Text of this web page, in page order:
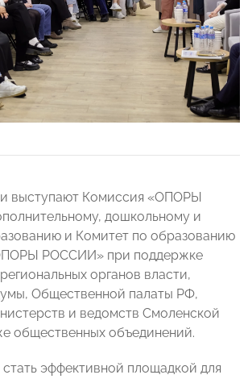
выступают Комиссия «ОПОРЫ
дошкольному и
и Комитет по образованию
РОССИИ» при поддержке
органов власти,
Общественной палаты РФ,
и ведомств Смоленской
общественных объединений.
эффективной площадкой для